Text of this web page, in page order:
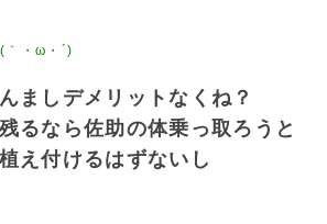
ましデメリットなくね？
るなら佐助の体乗っ取ろうと
え付けるはずないし